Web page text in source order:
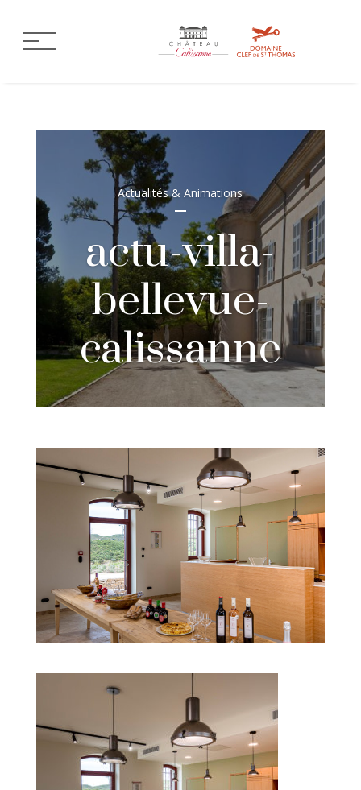
Actualités & Animations
actu-villa-
bellevue-
calissanne